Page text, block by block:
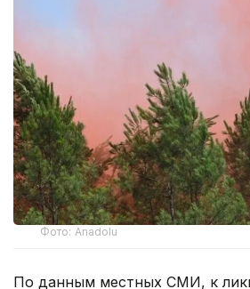
Фото: Anadolu
По данным местных СМИ, к